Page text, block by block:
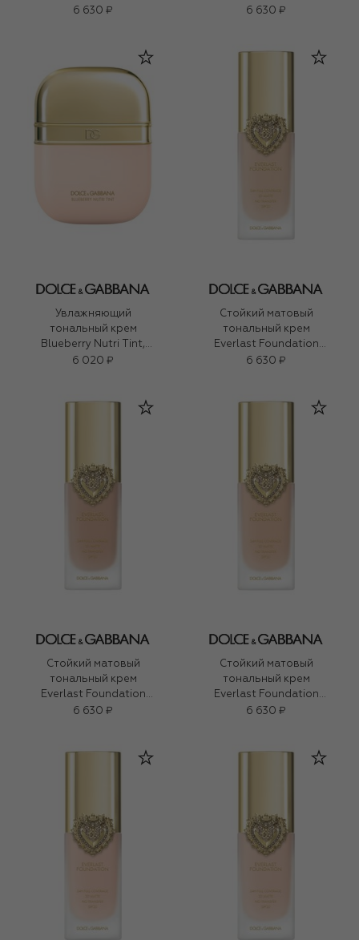
SPF20 PA+++, оттенок
6 630 ₽
SPF20 PA+++, оттенок
6 630 ₽
Увлажняющий
тональный крем
Blueberry Nutri Tint,
оттенок 1N Light (30ml)
6 020 ₽
Стойкий матовый
тональный крем
Everlast Foundation
SPF20 PA+++, оттенок
6 630 ₽
Стойкий матовый
тональный крем
Everlast Foundation
SPF20 PA+++, оттенок
6 630 ₽
Стойкий матовый
тональный крем
Everlast Foundation
SPF20 PA+++, оттенок
6 630 ₽